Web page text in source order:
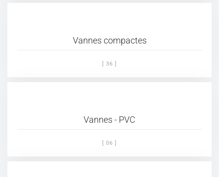
Vannes compactes
[ 36 ]
Vannes - PVC
[ 06 ]